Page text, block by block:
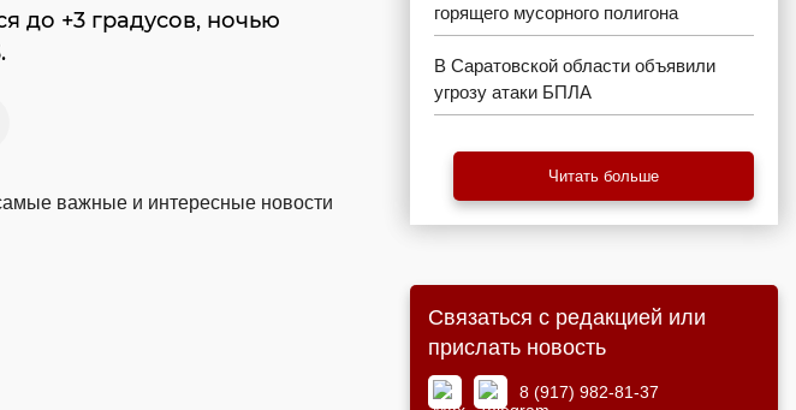
до +3 градусов, ночью
важные и интересные новости
горящего мусорного полигона
В Саратовской области объявили
угрозу атаки БПЛА
Читать больше
Связаться с редакцией или
прислать новость
8 (917) 982-81-37